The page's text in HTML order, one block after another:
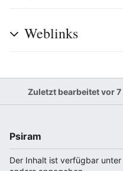
Weblinks
Zuletzt bearbeitet vor 7
Psiram
Der Inhalt ist verfügbar unter